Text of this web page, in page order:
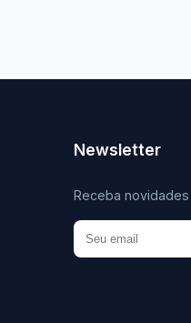
Newsletter
Receba